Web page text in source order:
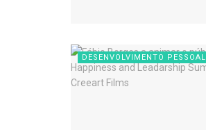
DESENVOLVIMENTO PESSOAL